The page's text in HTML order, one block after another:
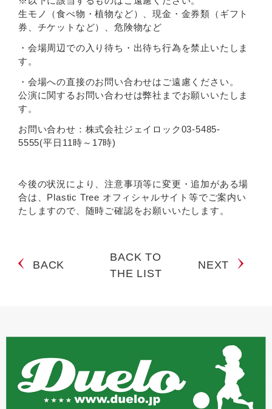
生モノ（食べ物・植物など）、現金・金券類（ギフト
券、チケットなど）、危険物など
・会場周辺での入り待ち・出待ち行為を禁止いたしま
す。
・会場への直接のお問い合わせはご遠慮ください。
公演に関するお問い合わせは弊社までお願いいたしま
す。
お問い合わせ：株式会社ジェイロック03-5485-
5555(平日11時～17時)
今後の状況により、注意事項等に変更・追加がある場
合は、Plastic Tree オフィシャルサイト等でご案内い
たしますので、随時ご確認をお願いいたします。
BACK
BACK TO
THE LIST
NEXT